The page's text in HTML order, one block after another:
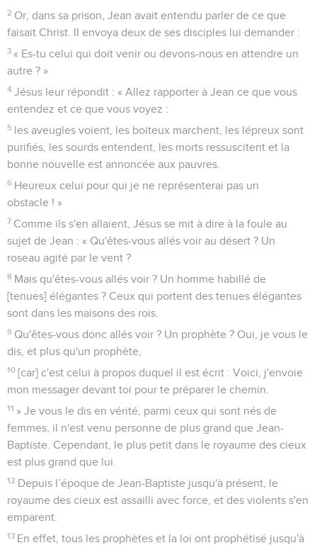
2 Or, dans sa prison, Jean avait entendu parler de ce que
faisait Christ. Il envoya deux de ses disciples lui demander :
3 « Es-tu celui qui doit venir ou devons-nous en attendre un
autre ? »
4 Jésus leur répondit : « Allez rapporter à Jean ce que vous
entendez et ce que vous voyez :
5 les aveugles voient, les boiteux marchent, les lépreux sont
purifiés, les sourds entendent, les morts ressuscitent et la
bonne nouvelle est annoncée aux pauvres.
6 Heureux celui pour qui je ne représenterai pas un
obstacle ! »
7 Comme ils s'en allaient, Jésus se mit à dire à la foule au
sujet de Jean : « Qu'êtes-vous allés voir au désert ? Un
roseau agité par le vent ?
8 Mais qu'êtes-vous allés voir ? Un homme habillé de
[tenues] élégantes ? Ceux qui portent des tenues élégantes
sont dans les maisons des rois.
9 Qu'êtes-vous donc allés voir ? Un prophète ? Oui, je vous le
dis, et plus qu'un prophète,
10 [car] c'est celui à propos duquel il est écrit : Voici, j'envoie
mon messager devant toi pour te préparer le chemin.
11 » Je vous le dis en vérité, parmi ceux qui sont nés de
femmes, il n'est venu personne de plus grand que Jean-
Baptiste. Cependant, le plus petit dans le royaume des cieux
est plus grand que lui.
12 Depuis l’époque de Jean-Baptiste jusqu'à présent, le
royaume des cieux est assailli avec force, et des violents s'en
emparent.
13 En effet, tous les prophètes et la loi ont prophétisé jusqu'à